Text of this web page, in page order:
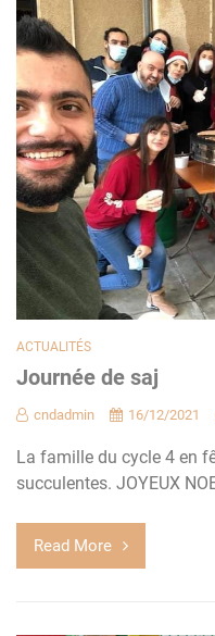
ACTUALITÉS
Journée de saj
cndadmin 16/12/2021
La famille du cycle 4 en
succulentes. JOYEUX
Read More